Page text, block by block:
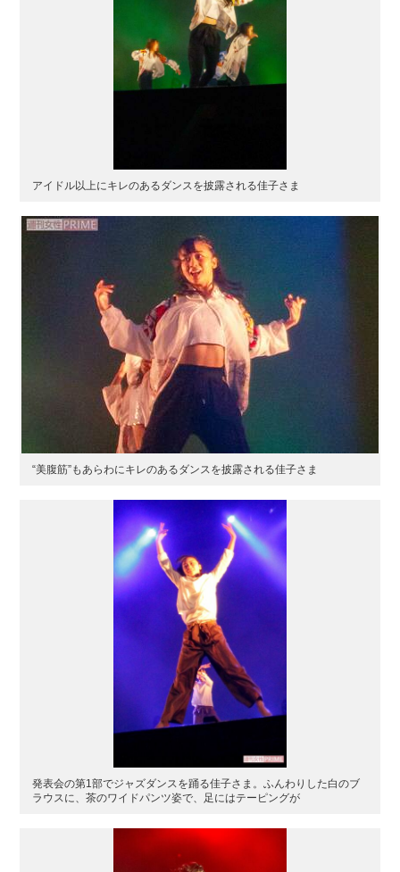
アイドル以上にキレのあるダンスを披露される佳子さま
“美腹筋”もあらわにキレのあるダンスを披露される佳子さま
発表会の第1部でジャズダンスを踊る佳子さま。ふんわりした白のブ
ラウスに、茶のワイドパンツ姿で、足にはテーピングが